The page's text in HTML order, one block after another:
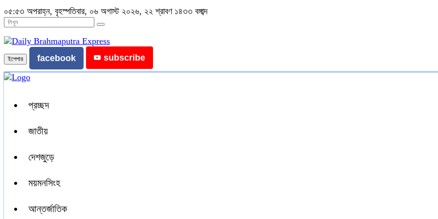
০৫:৫৩ অপরাহ্ন, বৃহস্পতিবার, ০৬ অগাস্ট ২০২৬, ২২ শ্রাবণ ১৪৩৩ বঙ্গাব্দ
ইপেপার facebook subscribe
প্রচ্ছদ
জাতীয়
দেশজুড়ে
ময়মনসিংহ
আন্তর্জাতিক